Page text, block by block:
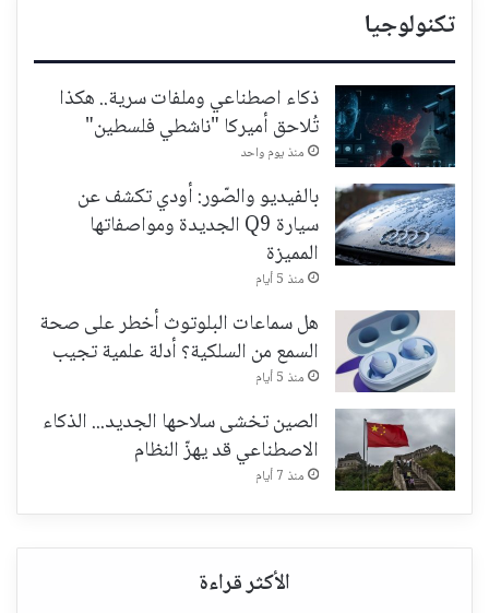
تكنولوجيا
ذكاء اصطناعي وملفات سرية.. هكذا
تُلاحق أميركا "ناشطي فلسطين"
منذ يوم واحد
بالفيديو والصّور: أودي تكشف عن
سيارة Q9 الجديدة ومواصفاتها
المميزة
منذ 5 أيام
هل سماعات البلوتوث أخطر على صحة
السمع من السلكية؟ أدلة علمية تجيب
منذ 5 أيام
الصين تخشى سلاحها الجديد... الذكاء
الاصطناعي قد يهزّ النظام
منذ 7 أيام